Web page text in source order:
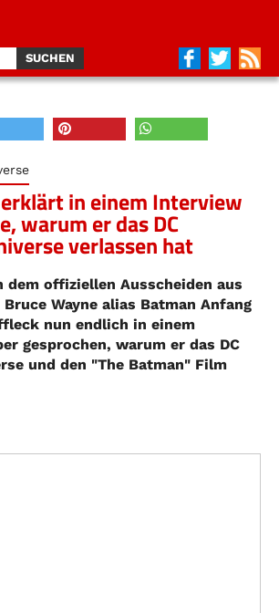
in einem Interview
warum er das DC
verlassen hat
dem offiziellen Ausscheiden aus
Wayne alias Batman Anfang
nun endlich in einem
gesprochen, warum er das DC
und den "The Batman" Film